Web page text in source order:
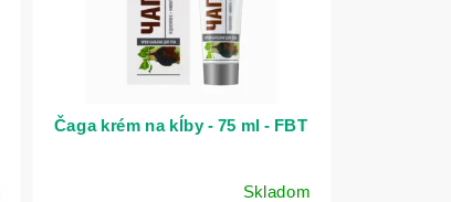
Čaga krém na kĺby - 75 ml - FBT
Skladom